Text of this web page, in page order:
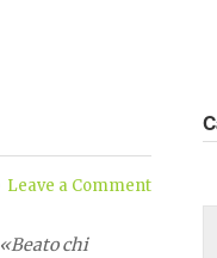
Leave a Comment
chi